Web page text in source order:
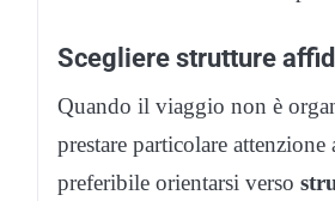
Scegliere strutture
Quando il viaggio non è
prestare particolare
preferibile orientarsi verso